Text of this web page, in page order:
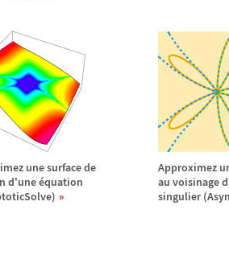
une surface de
d'uneéquation
Approximez
au voisinage
singulier